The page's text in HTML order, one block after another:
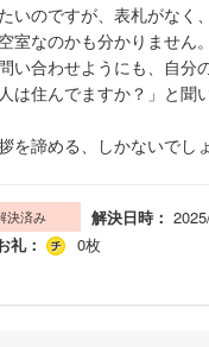
いのですが、表札がなく
室なのかも分かりません
い合わせようにも、自分
住んでますか？」と聞
を諦める、しかないでし
決済み 解決日時：
礼：
0枚